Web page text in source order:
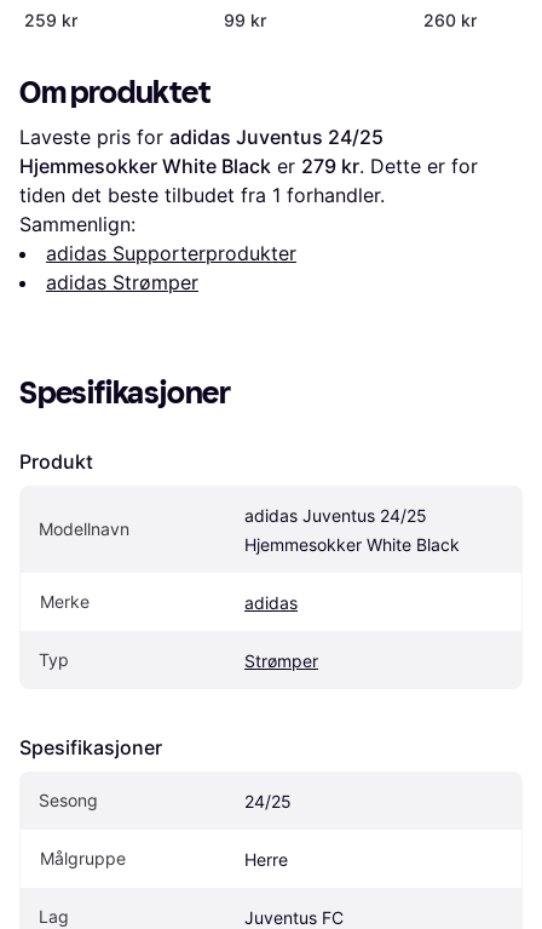
Hjemmesokker 43-45
259 kr 99 kr 260 kr
Om produktet
Laveste pris for adidas Juventus 24/25
Hjemmesokker White Black er 279 kr. Dette er for
tiden det beste tilbudet fra 1 forhandler.
Sammenlign:
adidas Supporterprodukter
adidas Strømper
Spesifikasjoner
Produkt
Modellnavn
adidas Juventus 24/25
Hjemmesokker White Black
Merke adidas
Typ Strømper
Spesifikasjoner
Sesong 24/25
Målgruppe Herre
Lag Juventus FC